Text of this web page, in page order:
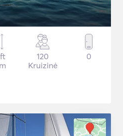
120
Kruizinė
0